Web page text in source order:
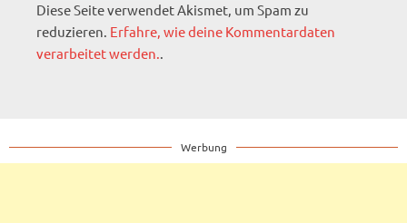
Diese Seite verwendet Akismet, um Spam zu
reduzieren. Erfahre, wie deine Kommentardaten
verarbeitet werden..
Werbung